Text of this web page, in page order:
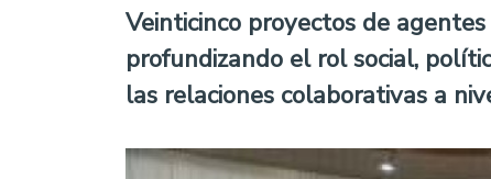
Veinticinco proyectos de
profundizando el rol social,
las relaciones colaborativas a